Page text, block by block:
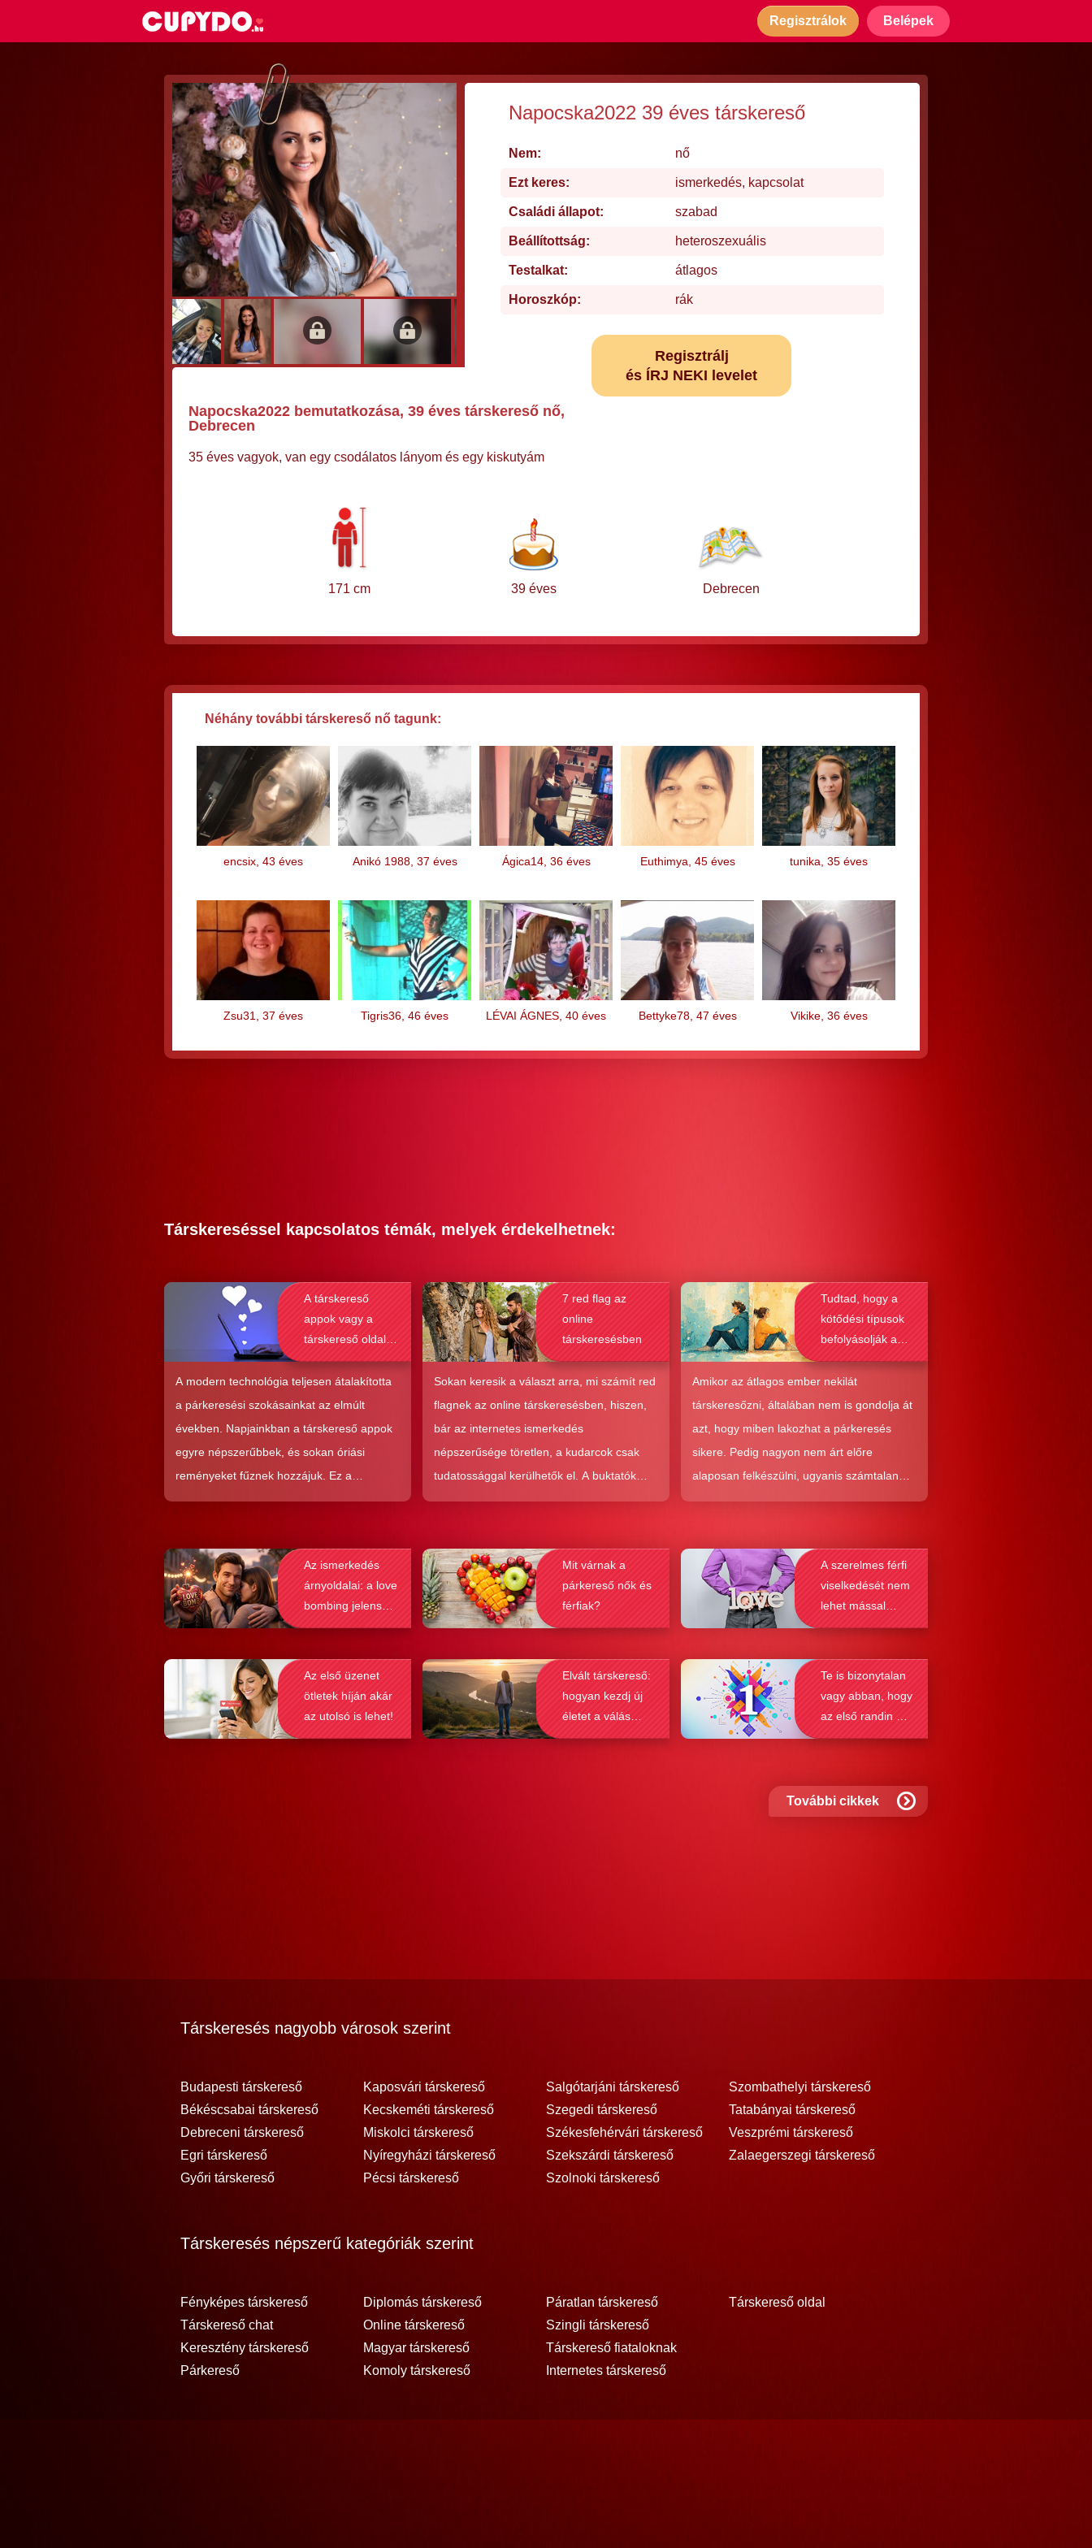
Regisztrálok Belépek
Napocska2022 39 éves társkereső
Nem: nő
Ezt keres: ismerkedés, kapcsolat
Családi állapot: szabad
Beállítottság: heteroszexuális
Testalkat: átlagos
Horoszkóp: rák
Regisztrálj
és ÍRJ NEKI levelet
Napocska2022 bemutatkozása, 39 éves társkereső nő,
Debrecen
35 éves vagyok, van egy csodálatos lányom és egy kiskutyám
171 cm 39 éves Debrecen
Néhány további társkereső nő tagunk:
encsix, 43 éves Anikó 1988, 37 éves Ágica14, 36 éves Euthimya, 45 éves tunika, 35 éves
Zsu31, 37 éves Tigris36, 46 éves LÉVAI ÁGNES, 40 éves Bettyke78, 47 éves Vikike, 36 éves
Társkereséssel kapcsolatos témák, melyek érdekelhetnek:
A társkereső
appok vagy a
társkereső oldalak
alkalmasabbak a
komoly kapcsolat
kialakításához?
A modern technológia teljesen átalakította
a párkeresési szokásainkat az elmúlt
években. Napjainkban a társkereső appok
egyre népszerűbbek, és sokan óriási
reményeket fűznek hozzájuk. Ez a
közkedveltség egyáltalán nem véletlen,
nagyon könnyen és gyorsan lehet sikereket
elérni a flörtölésben. A legfőbb kérdés
azonban az, hogy ezek az alkalmazások
valóban hozzásegítenek-e minket egy
7 red flag az
online
társkeresésben
Sokan keresik a választ arra, mi számít red
flagnek az online társkeresésben, hiszen,
bár az internetes ismerkedés
népszerűsége töretlen, a kudarcok csak
tudatossággal kerülhetők el. A buktatók
ellenére ez a társkeresési forma joggal
hatékonyság, amit ad, nehezen
felülmúlható.
Tudtad, hogy a
kötődési típusok
befolyásolják a
társkeresést is?
Amikor az átlagos ember nekilát
társkeresőzni, általában nem is gondolja át
azt, hogy miben lakozhat a párkeresés
sikere. Pedig nagyon nem árt előre
alaposan felkészülni, ugyanis számtalan
kudarctól képes megmenteni téged is az,
társkeresés működését, a párkapcsolatok
sikerének a receptjét, melyeket vizsgálva
bebizonyosodik, hogy a kötődési típusok
befolyásolják a társkeresést.
Az ismerkedés
árnyoldalai: a love
bombing jelenség
felismerése
Mit várnak a
párkereső nők és
férfiak?
A szerelmes férfi
viselkedését nem
lehet mással
összetéveszteni
Az első üzenet
ötletek híján akár
az utolsó is lehet!
Elvált társkereső:
hogyan kezdj új
életet a válás
után?
Te is bizonytalan
vagy abban, hogy
az első randin mit
szabad és mit
További cikkek
Társkeresés nagyobb városok szerint
Budapesti társkereső
Békéscsabai társkereső
Debreceni társkereső
Egri társkereső
Győri társkereső
Kaposvári társkereső
Kecskeméti társkereső
Miskolci társkereső
Nyíregyházi társkereső
Pécsi társkereső
Salgótarjáni társkereső
Szegedi társkereső
Székesfehérvári társkereső
Szekszárdi társkereső
Szolnoki társkereső
Szombathelyi társkereső
Tatabányai társkereső
Veszprémi társkereső
Zalaegerszegi társkereső
Társkeresés népszerű kategóriák szerint
Fényképes társkereső
Társkereső chat
Keresztény társkereső
Párkereső
Diplomás társkereső
Online társkereső
Magyar társkereső
Komoly társkereső
Páratlan társkereső
Szingli társkereső
Társkereső fiataloknak
Internetes társkereső
Társkereső oldal